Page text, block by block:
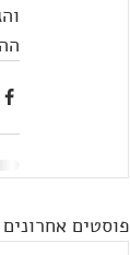
פוסטים אחרונים